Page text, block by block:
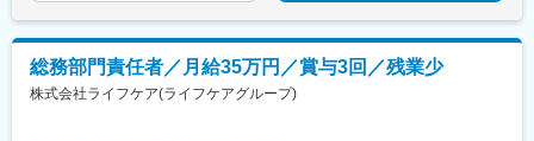
総務部門責任者／月給35万円／賞与3回／残業少
株式会社ライフケア(ライフケアグループ)